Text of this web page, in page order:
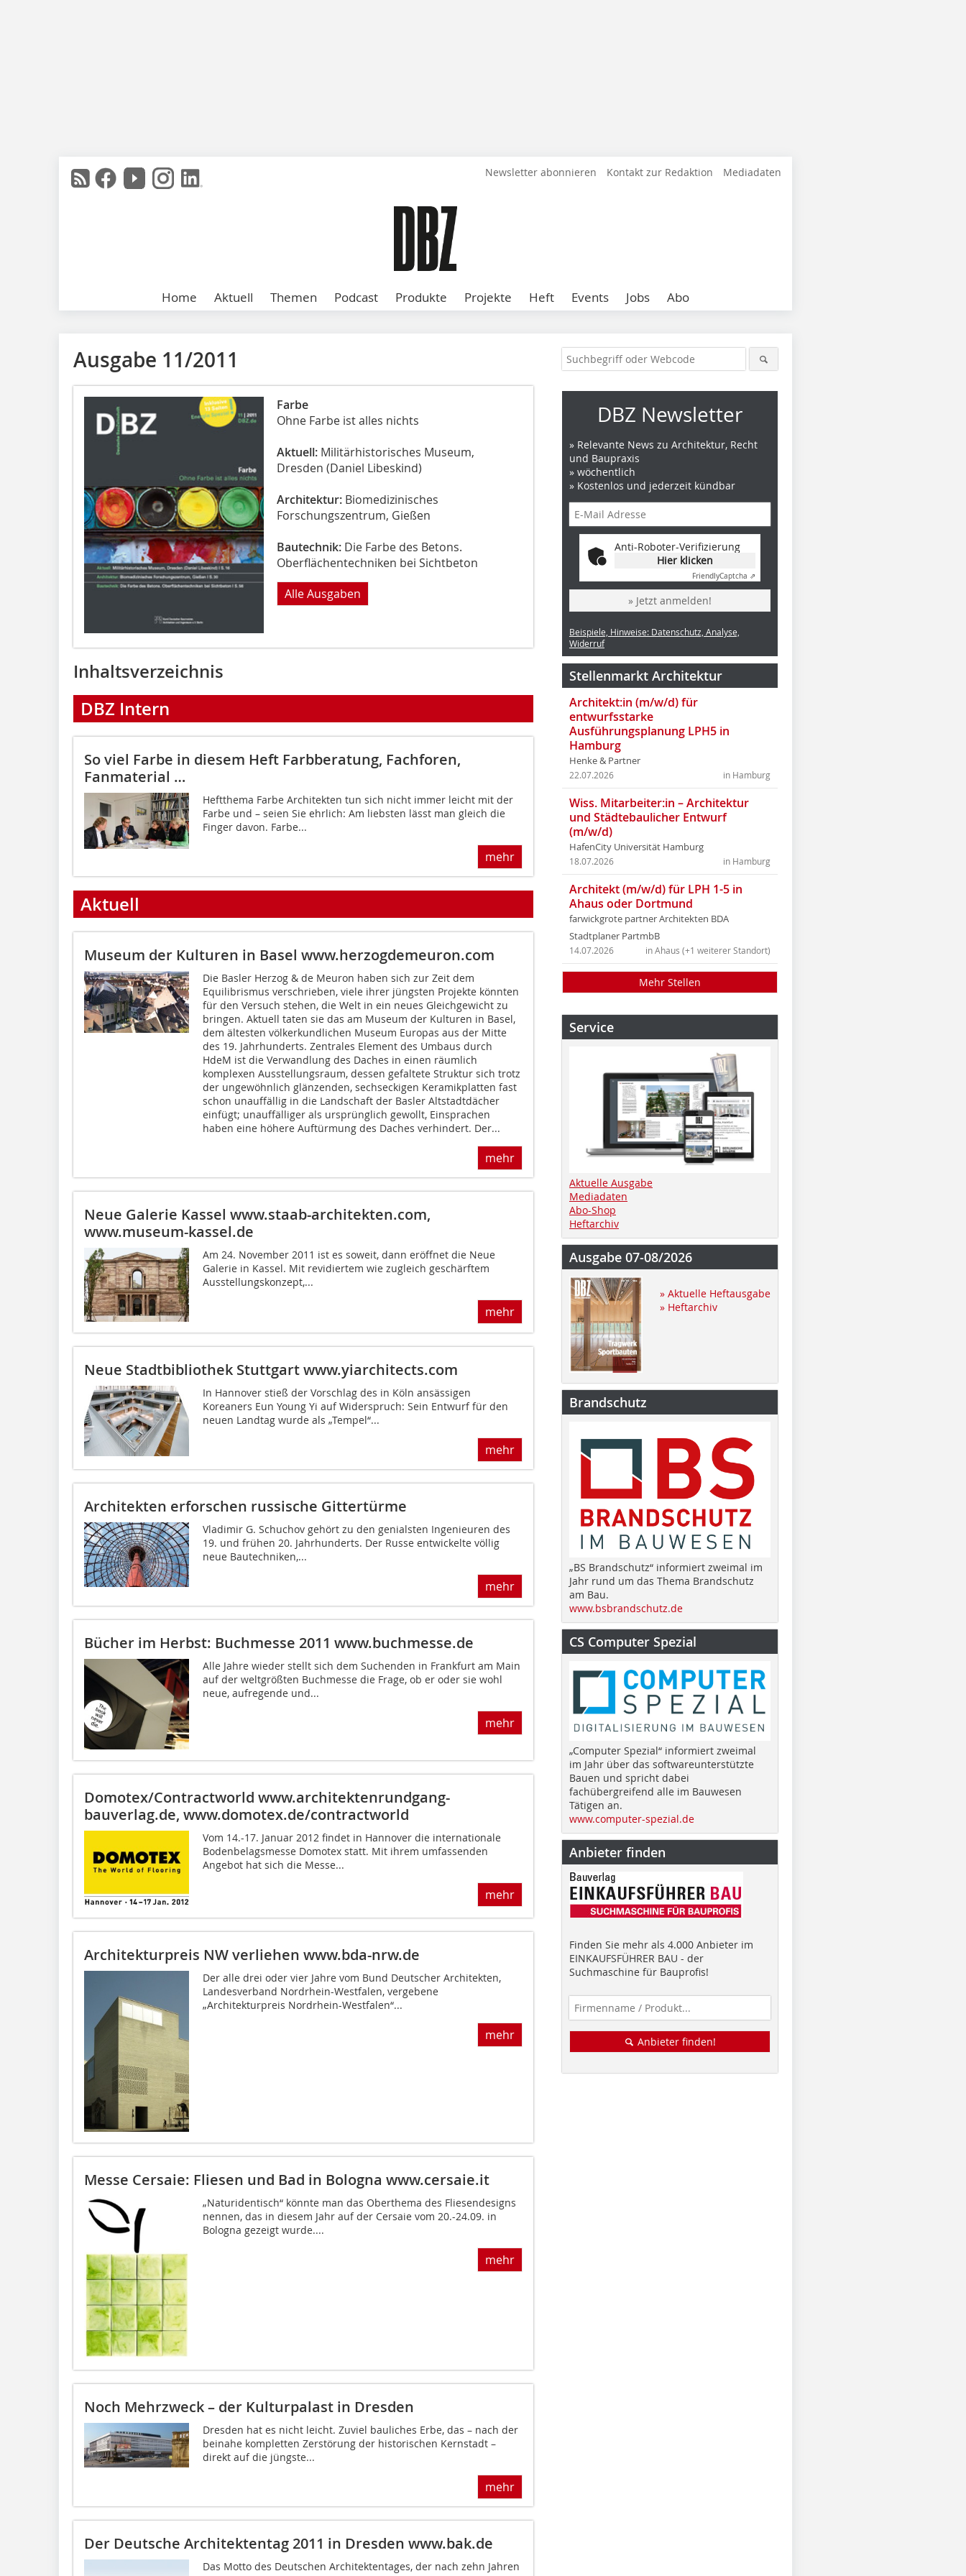
Newsletter abonnieren Kontakt zur Redaktion Mediadaten
Home Aktuell Themen Podcast Produkte Projekte Heft Events Jobs Abo
Ausgabe 11/2011
Farbe
Ohne Farbe ist alles nichts
Aktuell: Militärhistorisches Museum,
Dresden (Daniel Libeskind)
Architektur: Biomedizinisches
Forschungszentrum, Gießen
Bautechnik: Die Farbe des Betons.
Oberflächentechniken bei Sichtbeton
Alle Ausgaben
Inhaltsverzeichnis
DBZ Intern
So viel Farbe in diesem Heft Farbberatung, Fachforen,
Fanmaterial …
Heftthema Farbe Architekten tun sich nicht immer leicht mit der
Farbe und – seien Sie ehrlich: Am liebsten lässt man gleich die
Finger davon. Farbe...
mehr
Aktuell
Museum der Kulturen in Basel www.herzogdemeuron.com
Die Basler Herzog & de Meuron haben sich zur Zeit dem
Equilibrismus verschrieben, viele ihrer jüngsten Projekte könnten
für den Versuch stehen, die Welt in ein neues Gleichgewicht zu
bringen. Aktuell taten sie das am Museum der Kulturen in Basel,
dem ältesten völkerkundlichen Museum Europas aus der Mitte
des 19. Jahrhunderts. Zentrales Element des Umbaus durch
HdeM ist die Verwandlung des Daches in einen räumlich
komplexen Ausstellungsraum, dessen gefaltete Struktur sich trotz
der ungewöhnlich glänzenden, sechseckigen Keramikplatten fast
schon unauffällig in die Landschaft der Basler Altstadtdächer
einfügt; unauffälliger als ursprünglich gewollt, Einsprachen
haben eine höhere Auftürmung des Daches verhindert. Der...
mehr
Neue Galerie Kassel www.staab-architekten.com,
www.museum-kassel.de
Am 24. November 2011 ist es soweit, dann eröffnet die Neue
Galerie in Kassel. Mit revidiertem wie zugleich geschärftem
Ausstellungskonzept,...
mehr
Neue Stadtbibliothek Stuttgartwww.yiarchitects.com
In Hannover stieß der Vorschlag des in Köln ansässigen
Koreaners Eun Young Yi auf Wider­spruch: Sein Entwurf für den
neuen Landtag wurde als „Tempel“...
mehr
Architekten erforschen russische Gittertürme
Vladimir G. Schuchov gehört zu den genialsten Ingenieuren des
19. und frühen 20. Jahrhunderts. Der Russe entwickelte völlig
neue Bautechniken,...
mehr
Bücher im Herbst: Buchmesse 2011 www.buchmesse.de
Alle Jahre wieder stellt sich dem Suchenden in Frankfurt am Main
auf der weltgrößten Buchmesse die Frage, ob er oder sie wohl
neue, aufregende und...
mehr
Domotex/Contractworld www.architektenrundgang-
bauverlag.de, www.domotex.de/contractworld
Vom 14.-17. Januar 2012 findet in Hannover die internationale
Bodenbelagsmesse Domotex statt. Mit ihrem umfassenden
Angebot hat sich die Messe...
mehr
Architekturpreis NW verliehen www.bda-nrw.de
Der alle drei oder vier Jahre vom Bund Deutscher Architekten,
Landesverband Nordrhein-Westfalen, vergebene
„Architekturpreis Nordrhein-Westfalen“...
mehr
Messe Cersaie: Fliesen und Bad in Bologna www.cersaie.it
„Naturidentisch“ könnte man das Oberthema des Fliesendesigns
nennen, das in diesem Jahr auf der Cersaie vom 20.-24.09. in
Bologna gezeigt wurde....
mehr
Noch Mehrzweck – der Kulturpalast in Dresden
Dresden hat es nicht leicht. Zuviel bauliches Erbe, das – nach der
beinahe kompletten Zerstörung der historischen Kernstadt –
direkt auf die jüngste...
mehr
Der Deutsche Architektentag 2011 in Dresden www.bak.de
Das Motto des Deutschen Architektentages, der nach zehn Jahren
DBZ Newsletter
» Relevante News zu Architektur, Recht
und Baupraxis
» wöchentlich
» Kostenlos und jederzeit kündbar
Anti-Roboter-Verifizierung
Hier klicken
FriendlyCaptcha ⇗
» Jetzt anmelden!
Beispiele, Hinweise: Datenschutz, Analyse,
Widerruf
Stellenmarkt Architektur
Architekt:in (m/w/d) für
entwurfsstarke
Ausführungsplanung LPH5 in
Hamburg
Henke & Partner
in Hamburg
22.07.2026
Wiss. Mitarbeiter:in – Architektur
und Städtebaulicher Entwurf
(m/w/d)
HafenCity Universität Hamburg
in Hamburg
18.07.2026
Architekt (m/w/d) für LPH 1-5 in
Ahaus oder Dortmund
farwickgrote partner Architekten BDA
Stadtplaner PartmbB
in Ahaus (+1 weiterer Standort)
14.07.2026
Mehr Stellen
Service
Aktuelle Ausgabe
Mediadaten
Abo-Shop
Heftarchiv
Ausgabe 07-08/2026
» Aktuelle Heftausgabe
» Heftarchiv
Brandschutz
„BS Brandschutz“ informiert zweimal im
Jahr rund um das Thema Brandschutz
am Bau.
www.bsbrandschutz.de
CS Computer Spezial
„Computer Spezial“ informiert zweimal
im Jahr über das softwareunterstützte
Bauen und spricht dabei
fachübergreifend alle im Bauwesen
Tätigen an.
www.computer-spezial.de
Anbieter finden
Finden Sie mehr als 4.000 Anbieter im
EINKAUFSFÜHRER BAU - der
Suchmaschine für Bauprofis!
Anbieter finden!